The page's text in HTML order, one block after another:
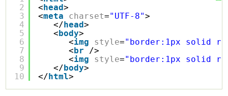
2
3
4
5
6
7
8
9
10
<head>
<meta charset="UTF-8">
</head>
<body>
<img style="border:1px solid
<br
/>
<img style="border:1px solid
</body>
</html>